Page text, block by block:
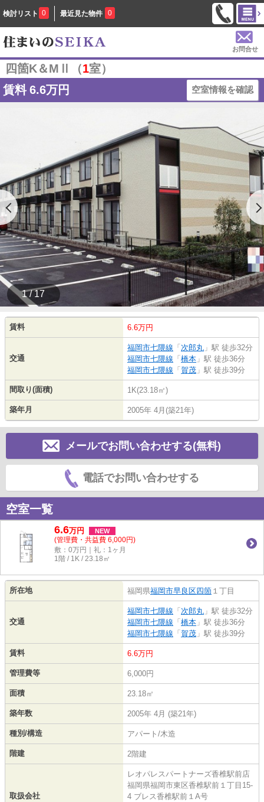
検討リスト 0 最近見た物件 0
お問合せ
四箇K＆MⅡ（1室）
賃料 6.6万円 空室情報を確認
1 / 17
賃料 6.6万円
交通
福岡市七隈線 「 次郎丸 」駅 徒歩32分
福岡市七隈線 「 橋本 」駅 徒歩36分
福岡市七隈線 「 賀茂 」駅 徒歩39分
間取り(面積) 1K(23.18㎡)
築年月 2005年 4月(築21年)
メールでお問い合わせする(無料)
電話でお問い合わせする
空室一覧
6.6万円 NEW
(管理費・共益費 6,000円)
敷：0万円｜礼：1ヶ月
1階 / 1K / 23.18㎡
所在地 福岡県福岡市早良区四箇 １丁目
交通
福岡市七隈線 「 次郎丸 」駅 徒歩32分
福岡市七隈線 「 橋本 」駅 徒歩36分
福岡市七隈線 「 賀茂 」駅 徒歩39分
賃料 6.6万円
管理費等 6,000円
面積 23.18㎡
築年数 2005年 4月 (築21年)
種別/構造 アパート/木造
階建 2階建
取扱会社
レオパレスパートナーズ香椎駅前店
福岡県福岡市東区香椎駅前１丁目15-
4 ブレス香椎駅前１A号